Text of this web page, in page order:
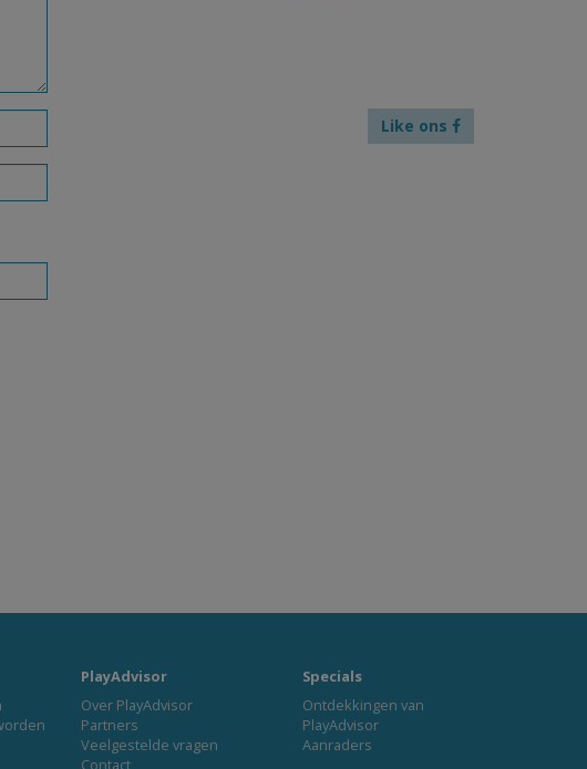
Like ons
PlayAdvisor
Over PlayAdvisor
Partners
Veelgestelde vragen
Contact
Specials
Ontdekkingen van
PlayAdvisor
Aanraders